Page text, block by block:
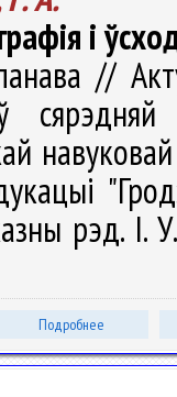
і
//
ў
рэд. І.
Подробнее